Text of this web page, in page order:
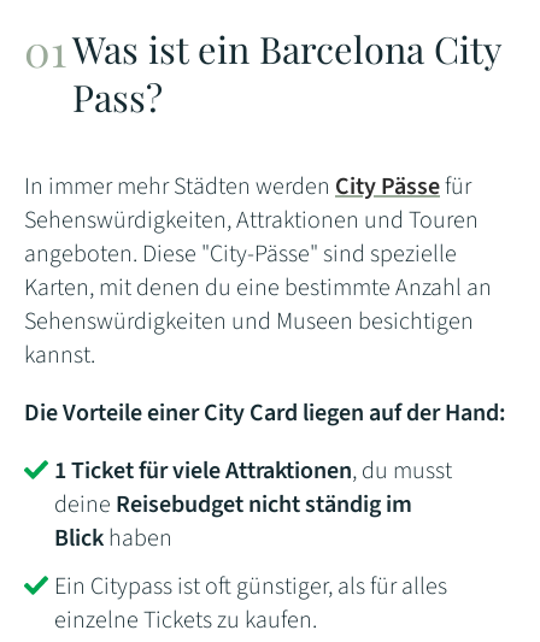
Was ist ein Barcelona City
Pass?
In immer mehr Städten werden City Pässefür
Sehenswürdigkeiten, Attraktionen und Touren
angeboten. Diese "City-Pässe" sind spezielle
Karten, mit denen du eine bestimmte Anzahl an
Sehenswürdigkeiten und Museen besichtigen
kannst.
Die Vorteile einer City Card liegen auf der Hand:
1 Ticket für viele Attraktionen, du musst
deine Reisebudget nicht ständig im
Blickhaben
Ein Citypass ist oft günstiger, als für alles
einzelne Tickets zu kaufen.